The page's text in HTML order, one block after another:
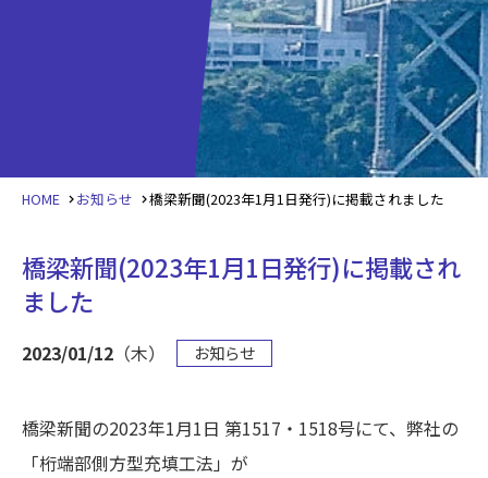
HOME お知らせ 橋梁新聞(2023年1月1日発行)に掲載されました
橋梁新聞(2023年1月1日発行)に掲載され
ました
2023/01/12 （木） お知らせ
橋梁新聞の2023年1月1日 第1517・1518号にて、弊社の
「桁端部側方型充填工法」が